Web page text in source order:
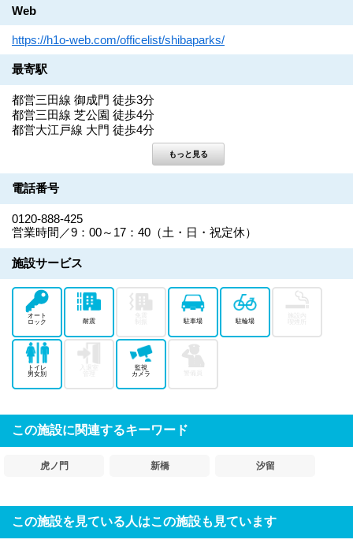
Web
https://h1o-web.com/officelist/shibaparks/
最寄駅
都営三田線 御成門 徒歩3分
都営三田線 芝公園 徒歩4分
都営大江戸線 大門 徒歩4分
電話番号
0120-888-425
営業時間／9：00～17：40（土・日・祝定休）
施設サービス
オート
ロック
耐震 駐車場 駐輪場
トイレ
男女別
監視
カメラ
この施設に関連するキーワード
虎ノ門 新橋 汐留
この施設を見ている人はこの施設も見ています